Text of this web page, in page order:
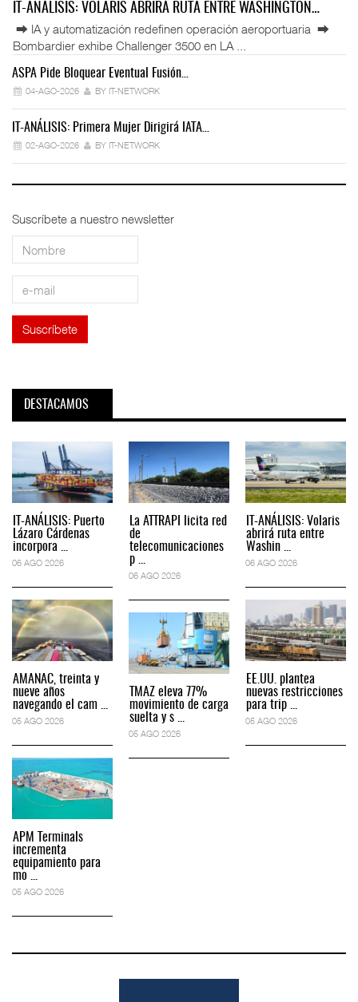
IT-ANÁLISIS: VOLARIS ABRIRÁ RUTA ENTRE WASHINGTON…
⮕ IA y automatización redefinen operación aeroportuaria ⮕
Bombardier exhibe Challenger 3500 en LA ...
ASPA Pide Bloquear Eventual Fusión…
04-AGO-2026 BY IT-NETWORK
IT-ANÁLISIS: Primera Mujer Dirigirá IATA…
02-AGO-2026 BY IT-NETWORK
Suscríbete a nuestro newsletter
DESTACAMOS
IT-ANÁLISIS: Puerto
Lázaro Cárdenas
incorpora ...
06 AGO 2026
AMANAC, treinta y
nueve años
navegando el cam ...
05 AGO 2026
APM Terminals
incrementa
equipamiento para
mo ...
05 AGO 2026
La ATTRAPI licita red
de
telecomunicaciones
p ...
06 AGO 2026
TMAZ eleva 77%
movimiento de carga
suelta y s ...
05 AGO 2026
IT-ANÁLISIS: Volaris
abrirá ruta entre
Washin ...
06 AGO 2026
EE.UU. plantea
nuevas restricciones
para trip ...
05 AGO 2026